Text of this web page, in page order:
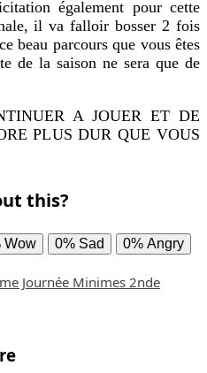
également pour cette
il va falloir bosser 2 fois
beau parcours que vous êtes
de la saison ne sera que de
A JOUER ET DE
PLUS DUR QUE VOUS
this?
Wow 0% Sad 0% Angry
Journée Minimes 2nde